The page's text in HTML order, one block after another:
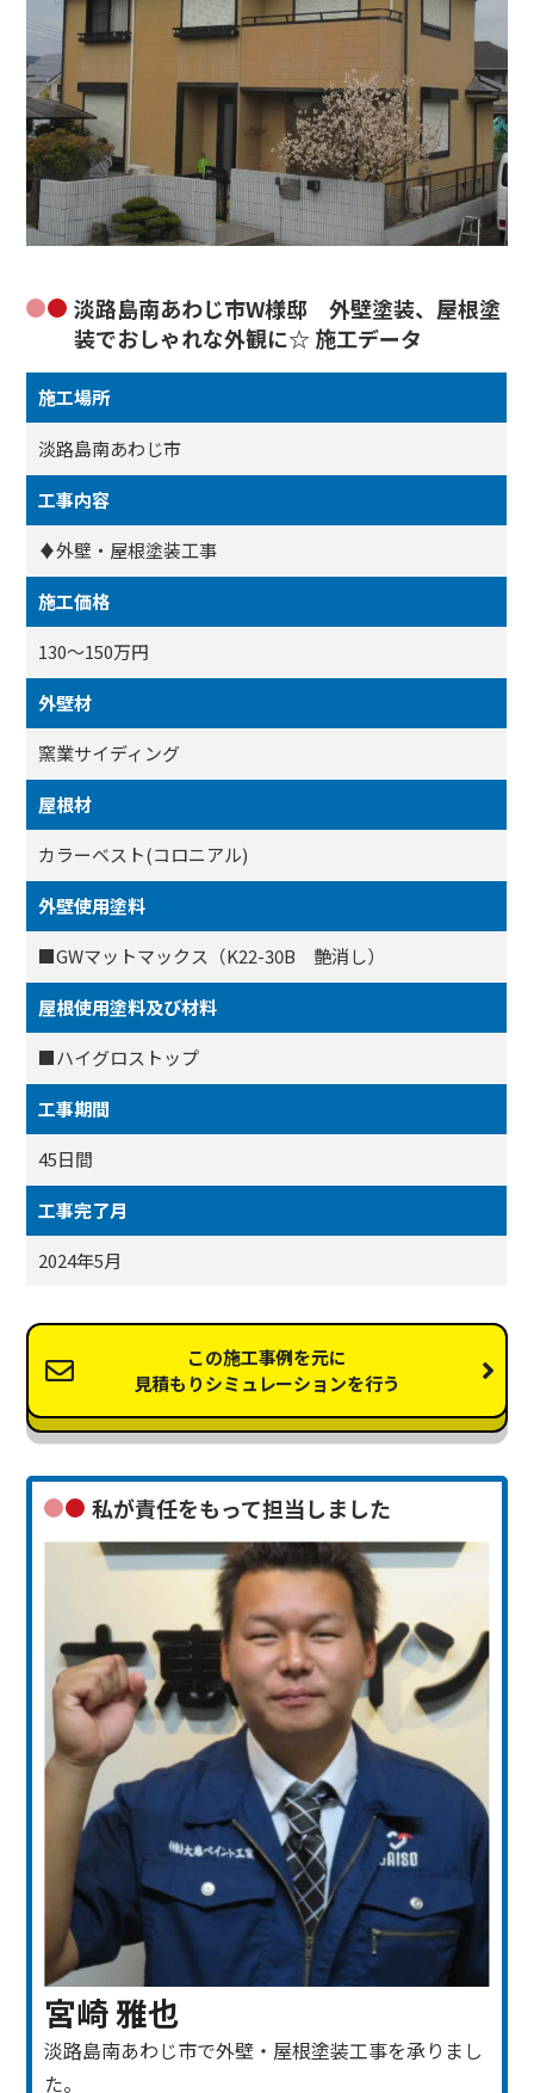
淡路島南あわじ市W様邸 外壁塗装、屋根塗
装でおしゃれな外観に☆ 施工データ
施工場所
淡路島南あわじ市
工事内容
♦外壁・屋根塗装工事
施工価格
130～150万円
外壁材
窯業サイディング
屋根材
カラーベスト(コロニアル)
外壁使用塗料
■GWマットマックス（K22-30B 艶消し）
屋根使用塗料及び材料
■ハイグロストップ
工事期間
45日間
工事完了月
2024年5月
この施工事例を元に
見積もりシミュレーションを行う
私が責任をもって担当しました
宮崎 雅也
淡路島南あわじ市で外壁・屋根塗装工事を承りまし
た。